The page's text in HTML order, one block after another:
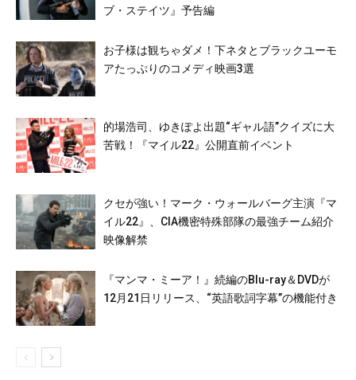
ブ・ステイツ』予告編
お子様は観ちゃダメ！下ネタとブラックユーモ
アたっぷりのコメディ映画3選
的場浩司、ゆきぽよ出題“ギャル語”クイズに大
苦戦！『マイル22』公開直前イベント
クセが強い！マーク・ウォールバーグ主演『マ
イル22』、CIA機密特殊部隊の最強チーム紹介
映像解禁
『マンマ・ミーア！』続編のBlu-ray＆DVDが
12月21日リリース、“英語歌詞字幕”の機能付き